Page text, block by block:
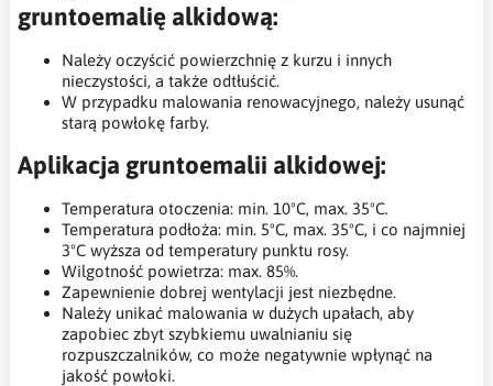
gruntoemalię alkidową:
Należy oczyścić powierzchnię z kurzu i innych
nieczystości, a także odtłuścić.
W przypadku malowania renowacyjnego, należy usunąć
starą powłokę farby.
Aplikacja gruntoemalii alkidowej:
Temperatura otoczenia: min. 10ºC, max. 35ºC.
Temperatura podłoża: min. 5ºC, max. 35ºC, i co najmniej
3ºC wyższa od temperatury punktu rosy.
Wilgotność powietrza: max. 85%.
Zapewnienie dobrej wentylacji jest niezbędne.
Należy unikać malowania w dużych upałach, aby
zapobiec zbyt szybkiemu uwalnianiu się
rozpuszczalników, co może negatywnie wpłynąć na
jakość powłoki.